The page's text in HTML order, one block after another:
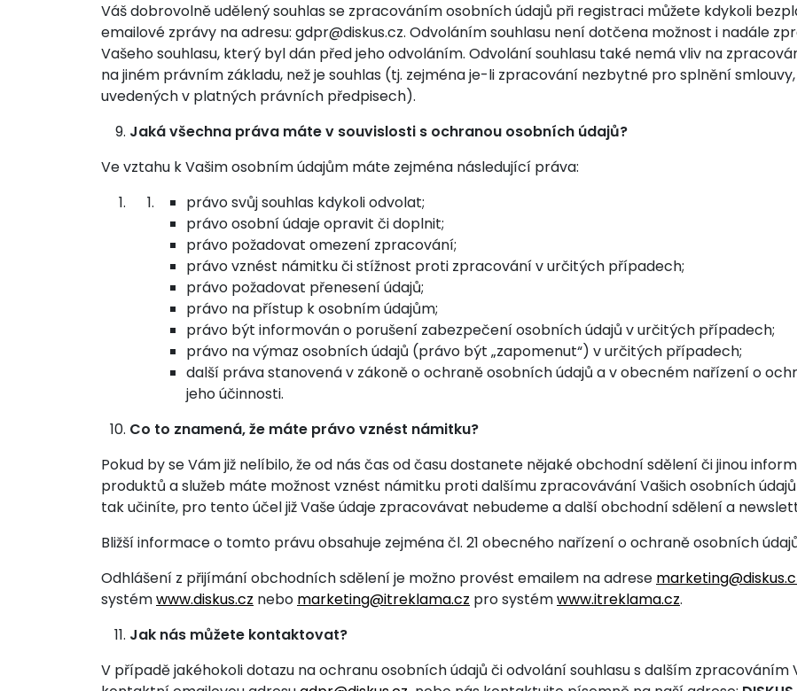
Váš dobrovolně udělený souhlas se zpracováním osobních údajů při registraci můžete kdykoli
emailové zprávy na adresu: gdpr@diskus.cz. Odvoláním souhlasu není dotčena možnost i nadále
Vašeho souhlasu, který byl dán před jeho odvoláním. Odvolání souhlasu také nemá vliv na
na jiném právním základu, než je souhlas (tj. zejména je-li zpracování nezbytné pro splnění
uvedených v platných právních předpisech).
Jaká všechna práva máte v souvislosti s ochranou osobních údajů?
Ve vztahu k Vašim osobním údajům máte zejména následující práva:
právo svůj souhlas kdykoli odvolat;
právo osobní údaje opravit či doplnit;
právo požadovat omezení zpracování;
právo vznést námitku či stížnost proti zpracování v určitých případech;
právo požadovat přenesení údajů;
právo na přístup k osobním údajům;
právo být informován o porušení zabezpečení osobních údajů v určitých případech;
právo na výmaz osobních údajů (právo být „zapomenut“) v určitých případech;
další práva stanovená v zákoně o ochraně osobních údajů a v obecném nařízení o
jeho účinnosti.
Co to znamená, že máte právo vznést námitku?
Pokud by se Vám již nelíbilo, že od nás čas od času dostanete nějaké obchodní sdělení či jinou
produktů a služeb máte možnost vznést námitku proti dalšímu zpracovávání Vašich osobních
tak učiníte, pro tento účel již Vaše údaje zpracovávat nebudeme a další obchodní sdělení a
Bližší informace o tomto právu obsahuje zejména čl. 21 obecného nařízení o ochraně osobních
Odhlášení z přijímání obchodních sdělení je možno provést emailem na adrese
systémwww.diskus.cz nebo marketing@itreklama.cz pro systémwww.itreklama.cz.
Jak nás můžete kontaktovat?
V případě jakéhokoli dotazu na ochranu osobních údajů či odvolání souhlasu s dalším